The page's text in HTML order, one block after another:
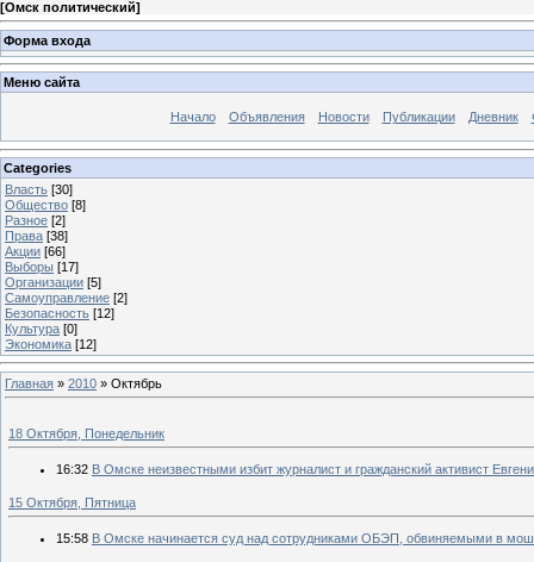
[Омск политический]
Форма входа
Меню сайта
Начало Объявления Новости Публикации Дневник
Categories
Власть [30]
Общество [8]
Разное [2]
Права [38]
Акции [66]
Выборы [17]
Организации [5]
Самоуправление [2]
Безопасность [12]
Культура [0]
Экономика [12]
Главная » 2010 » Октябрь
18 Октября, Понедельник
16:32 В Омске неизвестными избит журналист и гражданский активист
15 Октября, Пятница
15:58 В Омске начинается суд над сотрудниками ОБЭП, обвиняемыми в